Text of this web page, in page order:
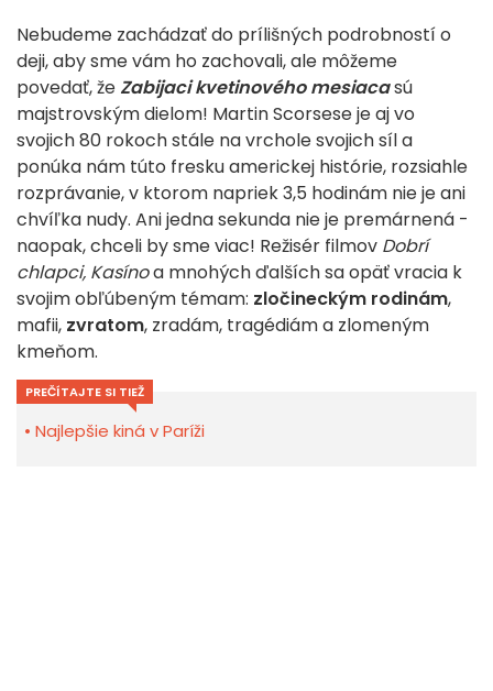
Nebudeme zachádzať do prílišných podrobností o
deji, aby sme vám ho zachovali, ale môžeme
povedať, že Zabijaci kvetinového mesiacasú
majstrovským dielom! Martin Scorsese je aj vo
svojich 80 rokoch stále na vrchole svojich síl a
ponúka nám túto fresku americkej histórie, rozsiahle
rozprávanie, v ktorom napriek 3,5 hodinám nie je ani
chvíľka nudy. Ani jedna sekunda nie je premárnená -
naopak, chceli by sme viac! Režisér filmov Dobrí
chlapci, Kasínoa mnohých ďalších sa opäť vracia k
svojim obľúbeným témam: zločineckým rodinám,
mafii, zvratom, zradám, tragédiám a zlomeným
kmeňom.
PREČÍTAJTE SI TIEŽ
Najlepšie kiná v Paríži